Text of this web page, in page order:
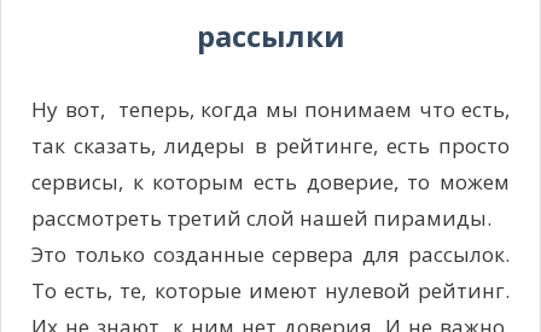
рассылки
Ну вот, теперь, когда мы понимаем что есть,
так сказать, лидеры в рейтинге, есть просто
сервисы, к которым есть доверие, то можем
рассмотреть третий слой нашей пирамиды.
Это только созданные сервера для рассылок.
То есть, те, которые имеют нулевой рейтинг.